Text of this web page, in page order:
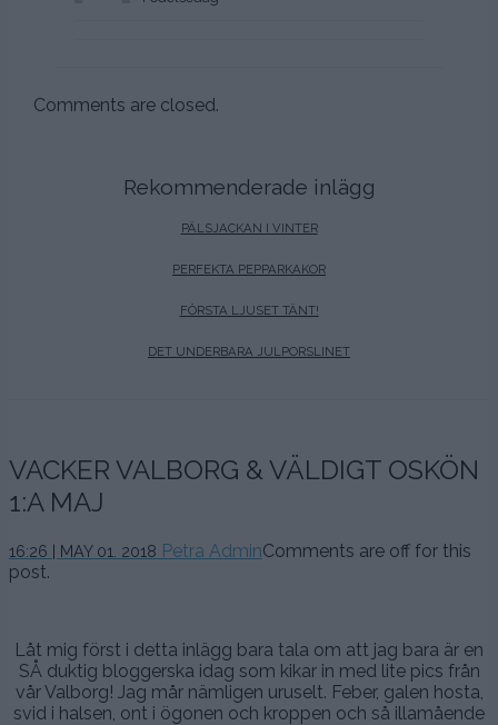
Comments are closed.
Rekommenderade inlägg
PÄLSJACKAN I VINTER
PERFEKTA PEPPARKAKOR
FÖRSTA LJUSET TÄNT!
DET UNDERBARA JULPORSLINET
VACKER VALBORG & VÄLDIGT OSKÖN
1:A MAJ
16:26 | MAY 01. 2018 10
Petra AdminComments are off for this
post.
Låt mig först i detta inlägg bara tala om att jag bara är en
SÅ duktig bloggerska idag som kikar in med lite pics från
vår Valborg! Jag mår nämligen uruselt. Feber, galen hosta,
svid i halsen, ont i ögonen och kroppen och så illamående